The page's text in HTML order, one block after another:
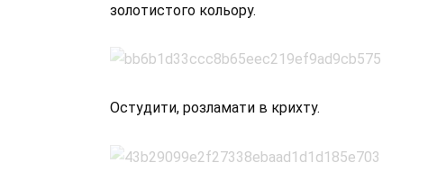
золотистого кольору.
Остудити, розламати в крихту.